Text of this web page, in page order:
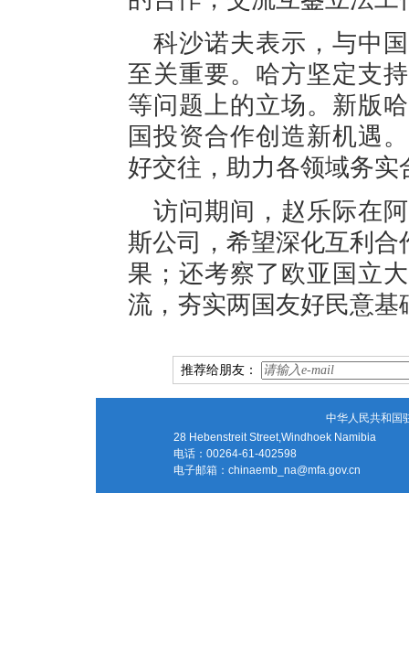
科沙诺夫表示，与中
至关重要。哈方坚定支
等问题上的立场。新版
国投资合作创造新机遇
好交往，助力各领域务
访问期间，赵乐际在
斯公司，希望深化互利合
果；还考察了欧亚国立
流，夯实两国友好民意基
推荐给朋友：
中华人民共和国
28 Hebenstreit Street,Windhoek Namibia
电话：00264-61-402598
电子邮箱： chinaemb_na@mfa.gov.cn